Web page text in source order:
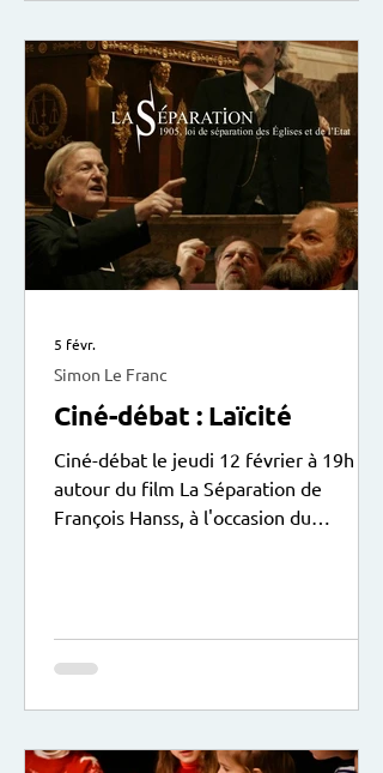
Ciné-débat : Laïcité
Ciné-débat le jeudi 12 février à 19h
autour du film La Séparation de
François Hanss, à l'occasion du
didactique du Patronage Laïque Jules
Simon Le Franc
5 févr.